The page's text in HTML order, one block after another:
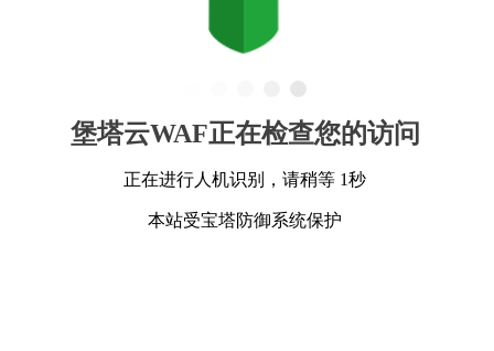
堡塔云WAF正在检查您的访问
正在进行人机识别，请稍等 1秒
本站受宝塔防御系统保护